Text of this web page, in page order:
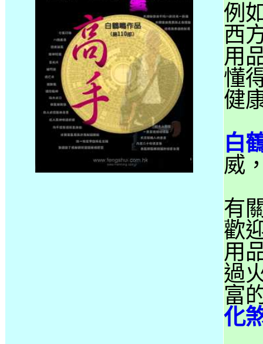
例
西
用
懂
健
白
威
有
歡
用
過
富
化